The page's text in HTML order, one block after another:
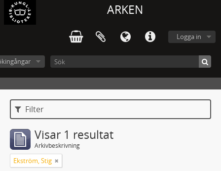
ARKEN
Logga in
Filter
Visar 1 resultat
Arkivbeskrivning
Ekström, Stig